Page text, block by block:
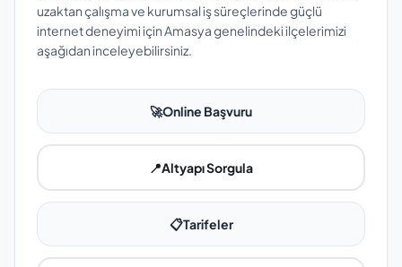
uzaktan çalışma ve kurumsal iş süreçlerinde güçlü
internet deneyimi için Amasya genelindeki ilçelerimizi
aşağıdan inceleyebilirsiniz.
🚀Online Başvuru
📍Altyapı Sorgula
📋Tarifeler